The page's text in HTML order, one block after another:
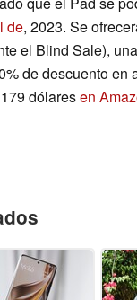
de, 2023. Se
el Blind Sale),
de descuento
dólaresen